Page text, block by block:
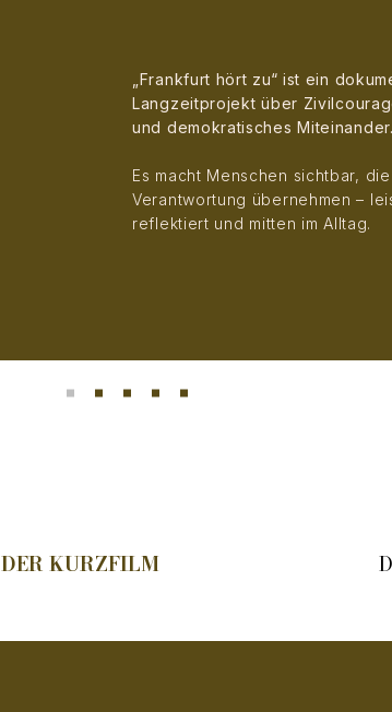
„Frankfurt hört zu“ ist ein
Langzeitprojekt über
und demokratisches Miteinander.
Es macht Menschen sichtbar, die
Verantwortung übernehmen –
reflektiert und mitten im Alltag.
DER KURZFILM